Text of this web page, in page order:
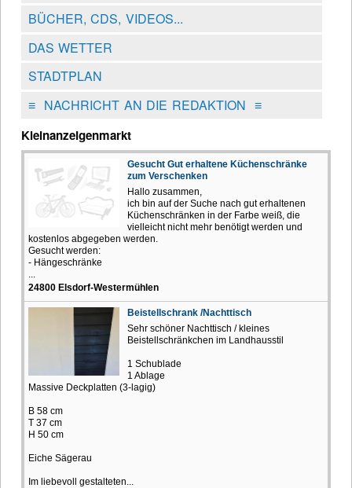
BÜCHER, CDS, VIDEOS...
DAS WETTER
STADTPLAN
≡NACHRICHT AN DIE REDAKTION ≡
Kleinanzeigenmarkt
Gesucht Gut erhaltene Küchenschränke
zum Verschenken
Hallo zusammen,
ich bin auf der Suche nach gut erhaltenen
Küchenschränken in der Farbe weiß, die
vielleicht nicht mehr benötigt werden und
kostenlos abgegeben werden.
Gesucht werden:
- Hängeschränke
24800 Elsdorf-Westermühlen
Beistellschrank /Nachttisch
Sehr schöner Nachttisch / kleines
Beistellschränkchen im Landhausstil
1 Schublade
1 Ablage
Massive Deckplatten (3-lagig)
B 58 cm
T 37 cm
H 50 cm
Eiche Sägerau
Im liebevoll gestalteten...